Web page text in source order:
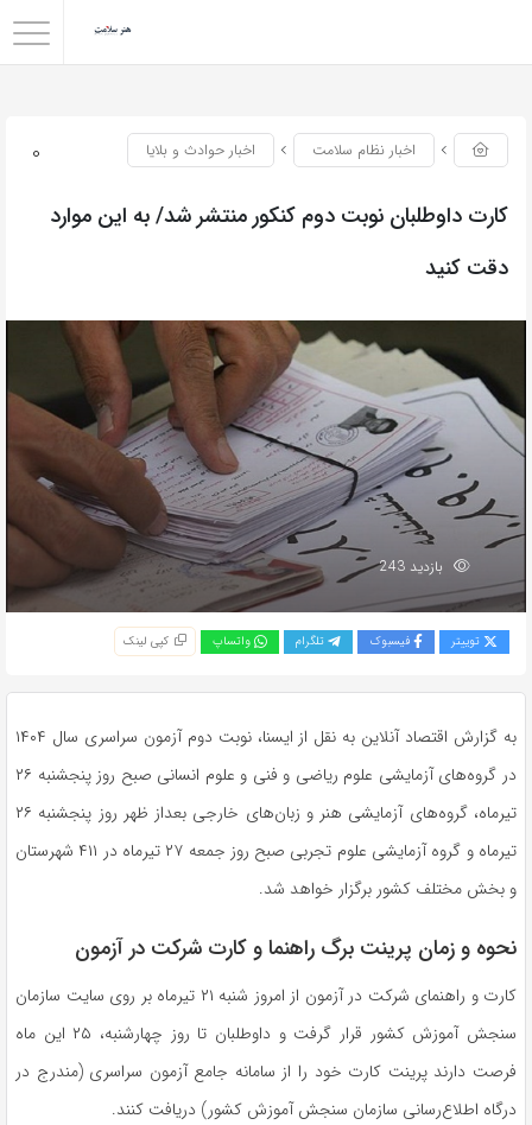
0 اخبار نظام سلامت اخبار حوادث و بلایا
کارت داوطلبان نوبت دوم کنکور منتشر شد/ به این موارد
دقت کنید
بازدید 243
توییتر فیسبوک تلگرام واتساپ کپی لینک
به گزارش اقتصاد آنلاین به نقل از ایسنا، نوبت دوم آزمون سراسری سال ۱۴۰۴
در گروه‌های آزمایشی علوم ریاضی و فنی و علوم انسانی صبح روز پنجشنبه ۲۶
تیرماه، گروه‌های آزمایشی هنر و زبان‌های خارجی بعداز ظهر روز پنجشنبه ۲۶
تیرماه و گروه آزمایشی علوم تجربی صبح روز جمعه ۲۷ تیرماه در ۴۱۱ شهرستان
و بخش مختلف کشور برگزار خواهد شد.
نحوه و زمان پرینت برگ راهنما و کارت شرکت در آزمون
کارت و راهنمای شرکت در آزمون از امروز شنبه ۲۱ تیرماه بر روی سایت سازمان
سنجش آموزش کشور قرار گرفت و داوطلبان تا روز چهارشنبه، ۲۵ این ماه
فرصت دارند پرینت کارت خود را از سامانه جامع آزمون سراسری (مندرج در
درگاه اطلاع‌رسانی سازمان سنجش آموزش کشور) دریافت کنند.